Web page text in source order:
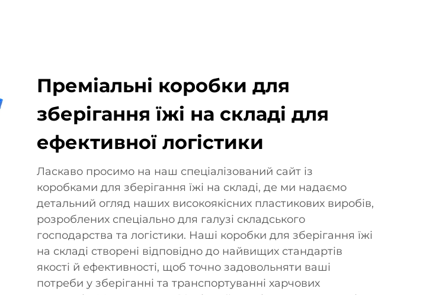
Преміальні коробки для
зберігання їжі на складі для
ефективної логістики
Ласкаво просимо на наш спеціалізований сайт із
коробками для зберігання їжі на складі, де ми надаємо
детальний огляд наших високоякісних пластикових виробів,
розроблених спеціально для галузі складського
господарства та логістики. Наші коробки для зберігання їжі
на складі створені відповідно до найвищих стандартів
якості й ефективності, щоб точно задовольняти ваші
потреби у зберіганні та транспортуванні харчових